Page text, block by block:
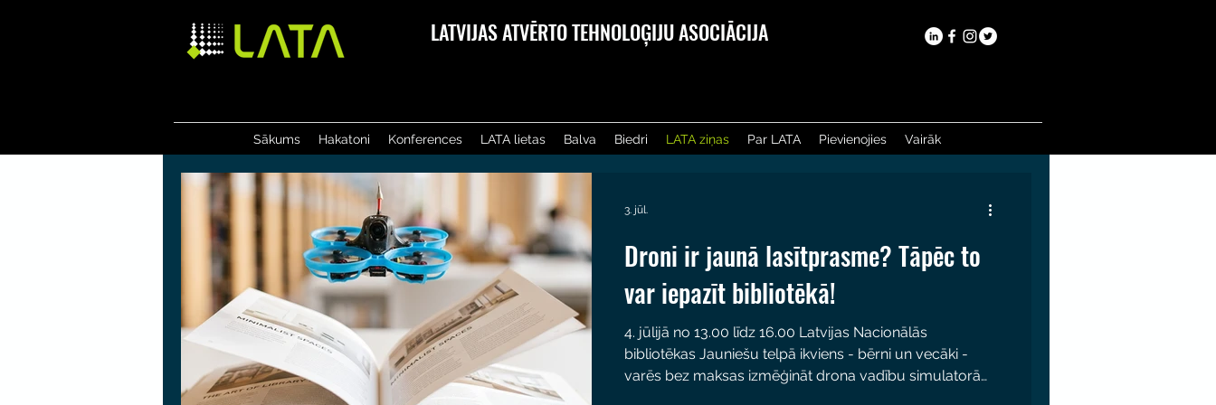
LATVIJAS ATVĒRTO TEHNOLOĢIJU ASOCIĀCIJA
Sākums Hakatoni Konferences LATA lietas Balva Biedri LATA ziņas Par LATA Pievienojies Vairāk
Droni ir jaunā lasītprasme? Tāpēc to
var iepazīt bibliotēkā!
4. jūlijā no 13.00 līdz 16.00 Latvijas Nacionālās
bibliotēkas Jauniešu telpā ikviens - bērni un vecāki -
varēs bez maksas izmēģināt drona vadību simulatorā
3. jūl.